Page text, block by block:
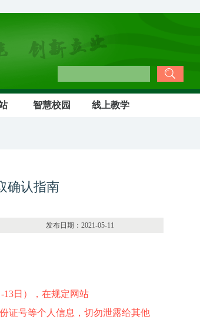
智慧校园 线上教学
确认指南
日期：2021-05-11
13日），在规定网站
证号等个人信息，切勿泄露给其他